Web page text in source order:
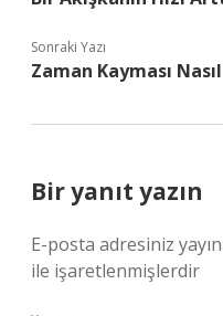
Sonraki Yazı
Zaman Kayması
Bir yanıt yazın
E-posta adresiniz
ile işaretlenmişlerdir